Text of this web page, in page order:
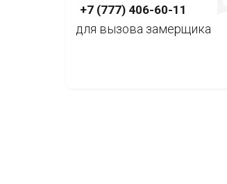
+7 (777) 406-60-11
для вызова замерщика